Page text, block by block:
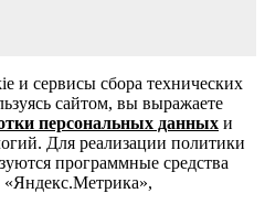
и сервисы сбора технических
сайтом, вы выражаете
персональных данных и
Для реализации политики
программные средства